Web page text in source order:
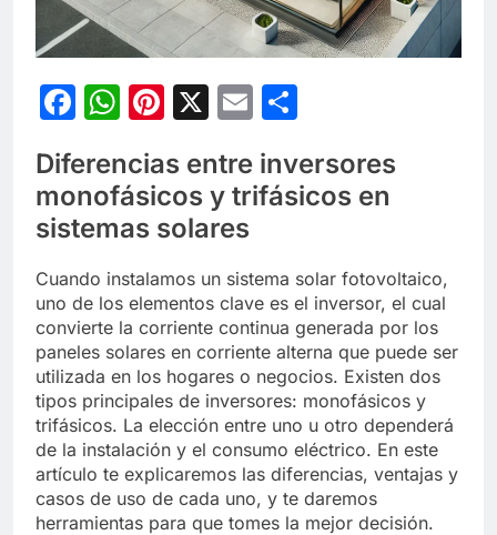
Facebook
WhatsApp
Pinterest
X Email
Diferencias entre inversores
monofásicos y trifásicos en
sistemas solares
Cuando instalamos un sistema solar fotovoltaico,
uno de los elementos clave es el inversor, el cual
convierte la corriente continua generada por los
paneles solares en corriente alterna que puede ser
utilizada en los hogares o negocios. Existen dos
tipos principales de inversores: monofásicos y
trifásicos. La elección entre uno u otro dependerá
de la instalación y el consumo eléctrico. En este
artículo te explicaremos las diferencias, ventajas y
casos de uso de cada uno, y te daremos
herramientas para que tomes la mejor decisión.